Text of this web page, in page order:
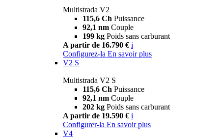
Multistrada V2
115,6 Ch Puissance
92,1 nm Couple
199 kg Poids sans carburant
A partir de 16.790 € i
Configurez-la En savoir plus
V2 S
Multistrada V2 S
115,6 Ch Puissance
92,1 nm Couple
202 kg Poids sans carburant
A partir de 19.590 € i
Configurer-la En savoir plus
V4